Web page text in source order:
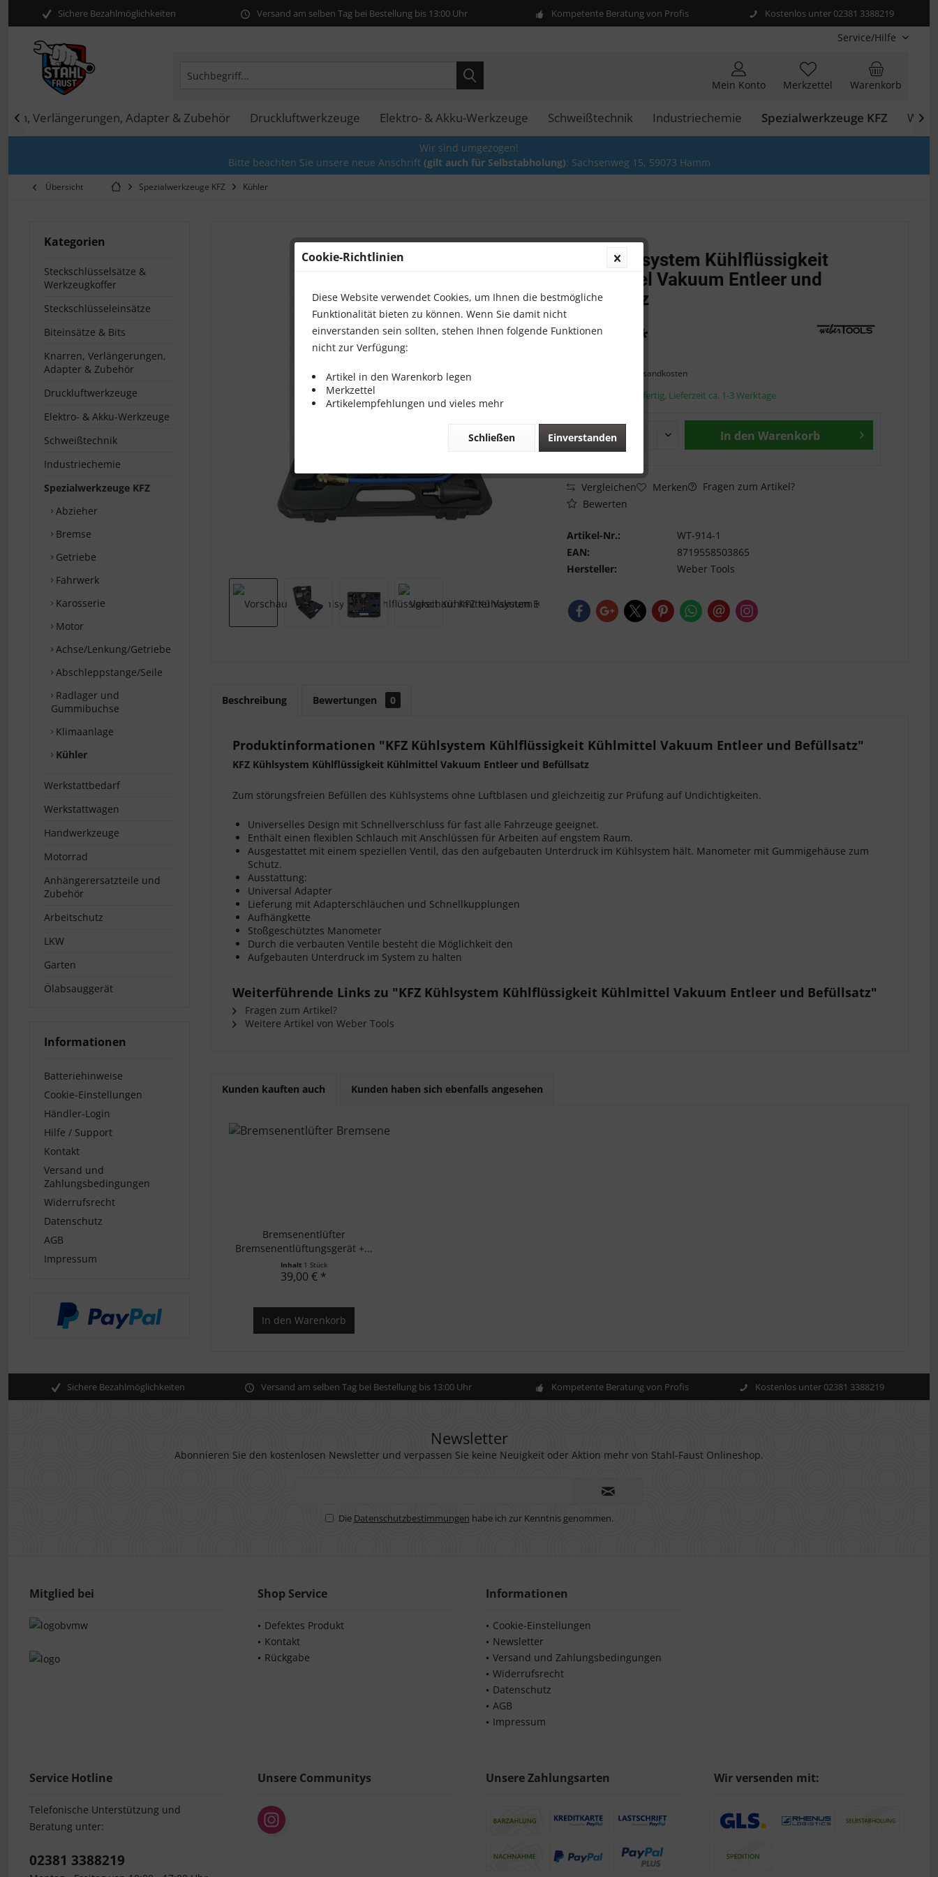
Sichere Bezahlmöglichkeiten Versand am selben Tag bei Bestellung bis 13:00 Uhr Kompetente Beratung von Profis Kostenlos unter 02381 3388219
Service/Hilfe
Warenkorb
Merkzettel
Mein Konto
Verlängerungen, Adapter & Zubehör Druckluftwerkzeuge Elektro- & Akku-Werkzeuge Schweißtechnik Industriechemie Spezialwerkzeuge KFZ
 
Wir sind umgezogen!
Bitte beachten Sie unsere neue Anschrift (gilt auch für Selbstabholung): Sachsenweg 15, 59073 Hamm
Übersicht Spezialwerkzeuge KFZ Kühler
Kategorien
Steckschlüsselsätze &
Werkzeugkoffer
Steckschlüsseleinsätze
Biteinsätze & Bits
Knarren, Verlängerungen,
Adapter & Zubehör
Druckluftwerkzeuge
Elektro- & Akku-Werkzeuge
Schweißtechnik
Industriechemie
Spezialwerkzeuge KFZ
Abzieher
Bremse
Getriebe
Fahrwerk
Karosserie
Motor
Achse/Lenkung/Getriebe
Abschleppstange/Seile
Radlager und
Gummibuchse
Klimaanlage
Kühler
Werkstattbedarf
Werkstattwagen
Handwerkzeuge
Motorrad
Anhängerersatzteile und
Zubehör
Arbeitschutz
LKW
Garten
Ölabsauggerät
Informationen
Batteriehinweise
Cookie-Einstellungen
Händler-Login
Hilfe / Support
Kontakt
Versand und
Zahlungsbedingungen
Widerrufsrecht
Datenschutz
AGB
Impressum
KFZ Kühlsystem Kühlflüssigkeit
Kühlmittel Vakuum Entleer und
Befüllsatz
79,00 € *
zzgl. Versandkosten
Sofort versandfertig, Lieferzeit ca. 1-3 Werktage
In den Warenkorb
Vergleichen Merken
Fragen zum Artikel?
Bewerten
Artikel-Nr.:
WT-914-1
EAN:
8719558503865
Hersteller:
Weber Tools
Beschreibung Bewertungen 0
Produktinformationen "KFZ Kühlsystem Kühlflüssigkeit Kühlmittel Vakuum Entleer und Befüllsatz"
KFZ Kühlsystem Kühlflüssigkeit Kühlmittel Vakuum Entleer und Befüllsatz
Zum störungsfreien Befüllen des Kühlsystems ohne Luftblasen und gleichzeitig zur Prüfung auf Undichtigkeiten.
Universelles Design mit Schnellverschluss für fast alle Fahrzeuge geeignet.
Enthält einen flexiblen Schlauch mit Anschlüssen für Arbeiten auf engstem Raum.
Ausgestattet mit einem speziellen Ventil, das den aufgebauten Unterdruck im Kühlsystem hält. Manometer mit Gummigehäuse zum
Schutz.
Ausstattung:
Universal Adapter
Lieferung mit Adapterschläuchen und Schnellkupplungen
Aufhängkette
Stoßgeschütztes Manometer
Durch die verbauten Ventile besteht die Möglichkeit den
Aufgebauten Unterdruck im System zu halten
Weiterführende Links zu "KFZ Kühlsystem Kühlflüssigkeit Kühlmittel Vakuum Entleer und Befüllsatz"
Fragen zum Artikel?
Weitere Artikel von Weber Tools
Kunden kauften auch Kunden haben sich ebenfalls angesehen
Bremsenentlüfter
Bremsenentlüftungsgerät +...
Inhalt 1 Stück
39,00 € *
In den Warenkorb
Sichere Bezahlmöglichkeiten Versand am selben Tag bei Bestellung bis 13:00 Uhr Kompetente Beratung von Profis Kostenlos unter 02381 3388219
Newsletter
Abonnieren Sie den kostenlosen Newsletter und verpassen Sie keine Neuigkeit oder Aktion mehr von Stahl-Faust Onlineshop.
Die Datenschutzbestimmungen habe ich zur Kenntnis genommen.
Mitglied bei Shop Service
Defektes Produkt
Kontakt
Rückgabe
Informationen
Cookie-Einstellungen
Newsletter
Versand und Zahlungsbedingungen
Widerrufsrecht
Datenschutz
AGB
Impressum
Service Hotline
Telefonische Unterstützung und
Beratung unter:
02381 3388219
Unsere Communitys Unsere Zahlungsarten Wir versenden mit:
Cookie-Richtlinien
Diese Website verwendet Cookies, um Ihnen die bestmögliche
Funktionalität bieten zu können. Wenn Sie damit nicht
einverstanden sein sollten, stehen Ihnen folgende Funktionen
nicht zur Verfügung:
Artikel in den Warenkorb legen
Merkzettel
Artikelempfehlungen und vieles mehr
Einverstanden
Schließen